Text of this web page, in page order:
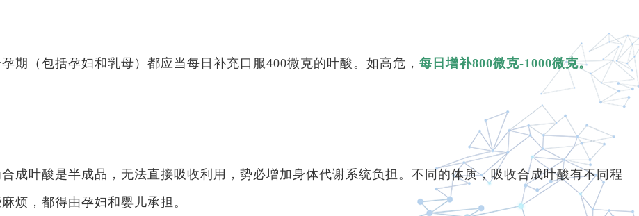
期（包括孕妇和乳母）都应当每日补充口服400微克的叶酸。如高危， 每日增补800微克-1000微克。
成叶酸是半成品，无法直接吸收利用，势必增加身体代谢系统负担。不同的体质，吸收合成叶酸有不同程
烦，都得由孕妇和婴儿承担。